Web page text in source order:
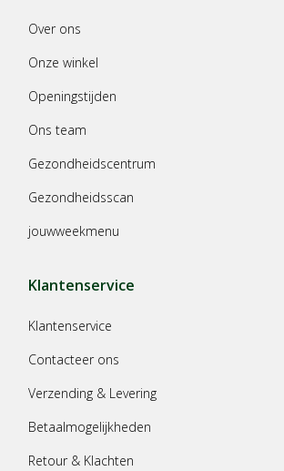
Over ons
Onze winkel
Openingstijden
Ons team
Gezondheidscentrum
Gezondheidsscan
jouwweekmenu
Klantenservice
Klantenservice
Contacteer ons
Verzending & Levering
Betaalmogelijkheden
Retour & Klachten